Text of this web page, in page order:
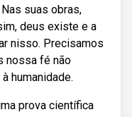
suas obras,
deus existe e a
nisso. Precisamos
nossa fé não
humanidade.
prova científica